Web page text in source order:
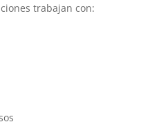
trabajan con: